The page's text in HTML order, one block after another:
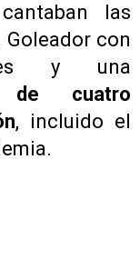
las
Goleador con
y una
de cuatro
, incluido el